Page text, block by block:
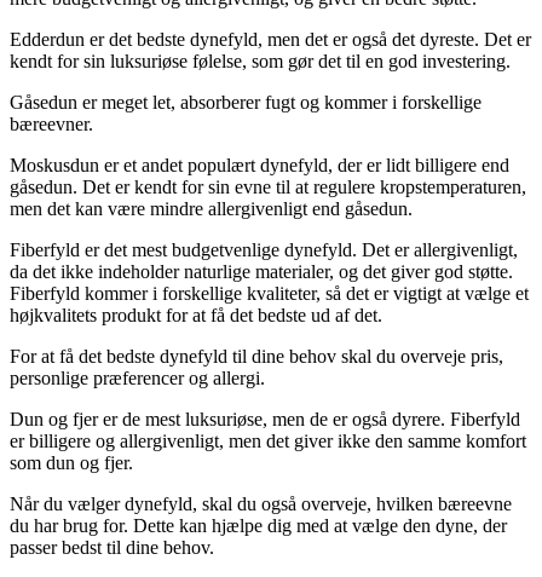
Edderdun er det bedste dynefyld, men det er også det dyreste. Det er
kendt for sin luksuriøse følelse, som gør det til en god investering.
Gåsedun er meget let, absorberer fugt og kommer i forskellige
bæreevner.
Moskusdun er et andet populært dynefyld, der er lidt billigere end
gåsedun. Det er kendt for sin evne til at regulere kropstemperaturen,
men det kan være mindre allergivenligt end gåsedun.
Fiberfyld er det mest budgetvenlige dynefyld. Det er allergivenligt,
da det ikke indeholder naturlige materialer, og det giver god støtte.
Fiberfyld kommer i forskellige kvaliteter, så det er vigtigt at vælge et
højkvalitets produkt for at få det bedste ud af det.
For at få det bedste dynefyld til dine behov skal du overveje pris,
personlige præferencer og allergi.
Dun og fjer er de mest luksuriøse, men de er også dyrere. Fiberfyld
er billigere og allergivenligt, men det giver ikke den samme komfort
som dun og fjer.
Når du vælger dynefyld, skal du også overveje, hvilken bæreevne
du har brug for. Dette kan hjælpe dig med at vælge den dyne, der
passer bedst til dine behov.